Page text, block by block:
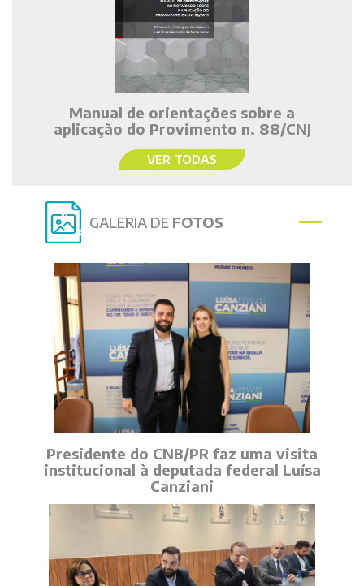
Manual de orientações sobre a
aplicação do Provimento n. 88/CNJ
VER TODAS
GALERIA DE FOTOS
Presidente do CNB/PR faz uma visita
institucional à deputada federal Luísa
Canziani